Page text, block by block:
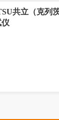
共立（克列